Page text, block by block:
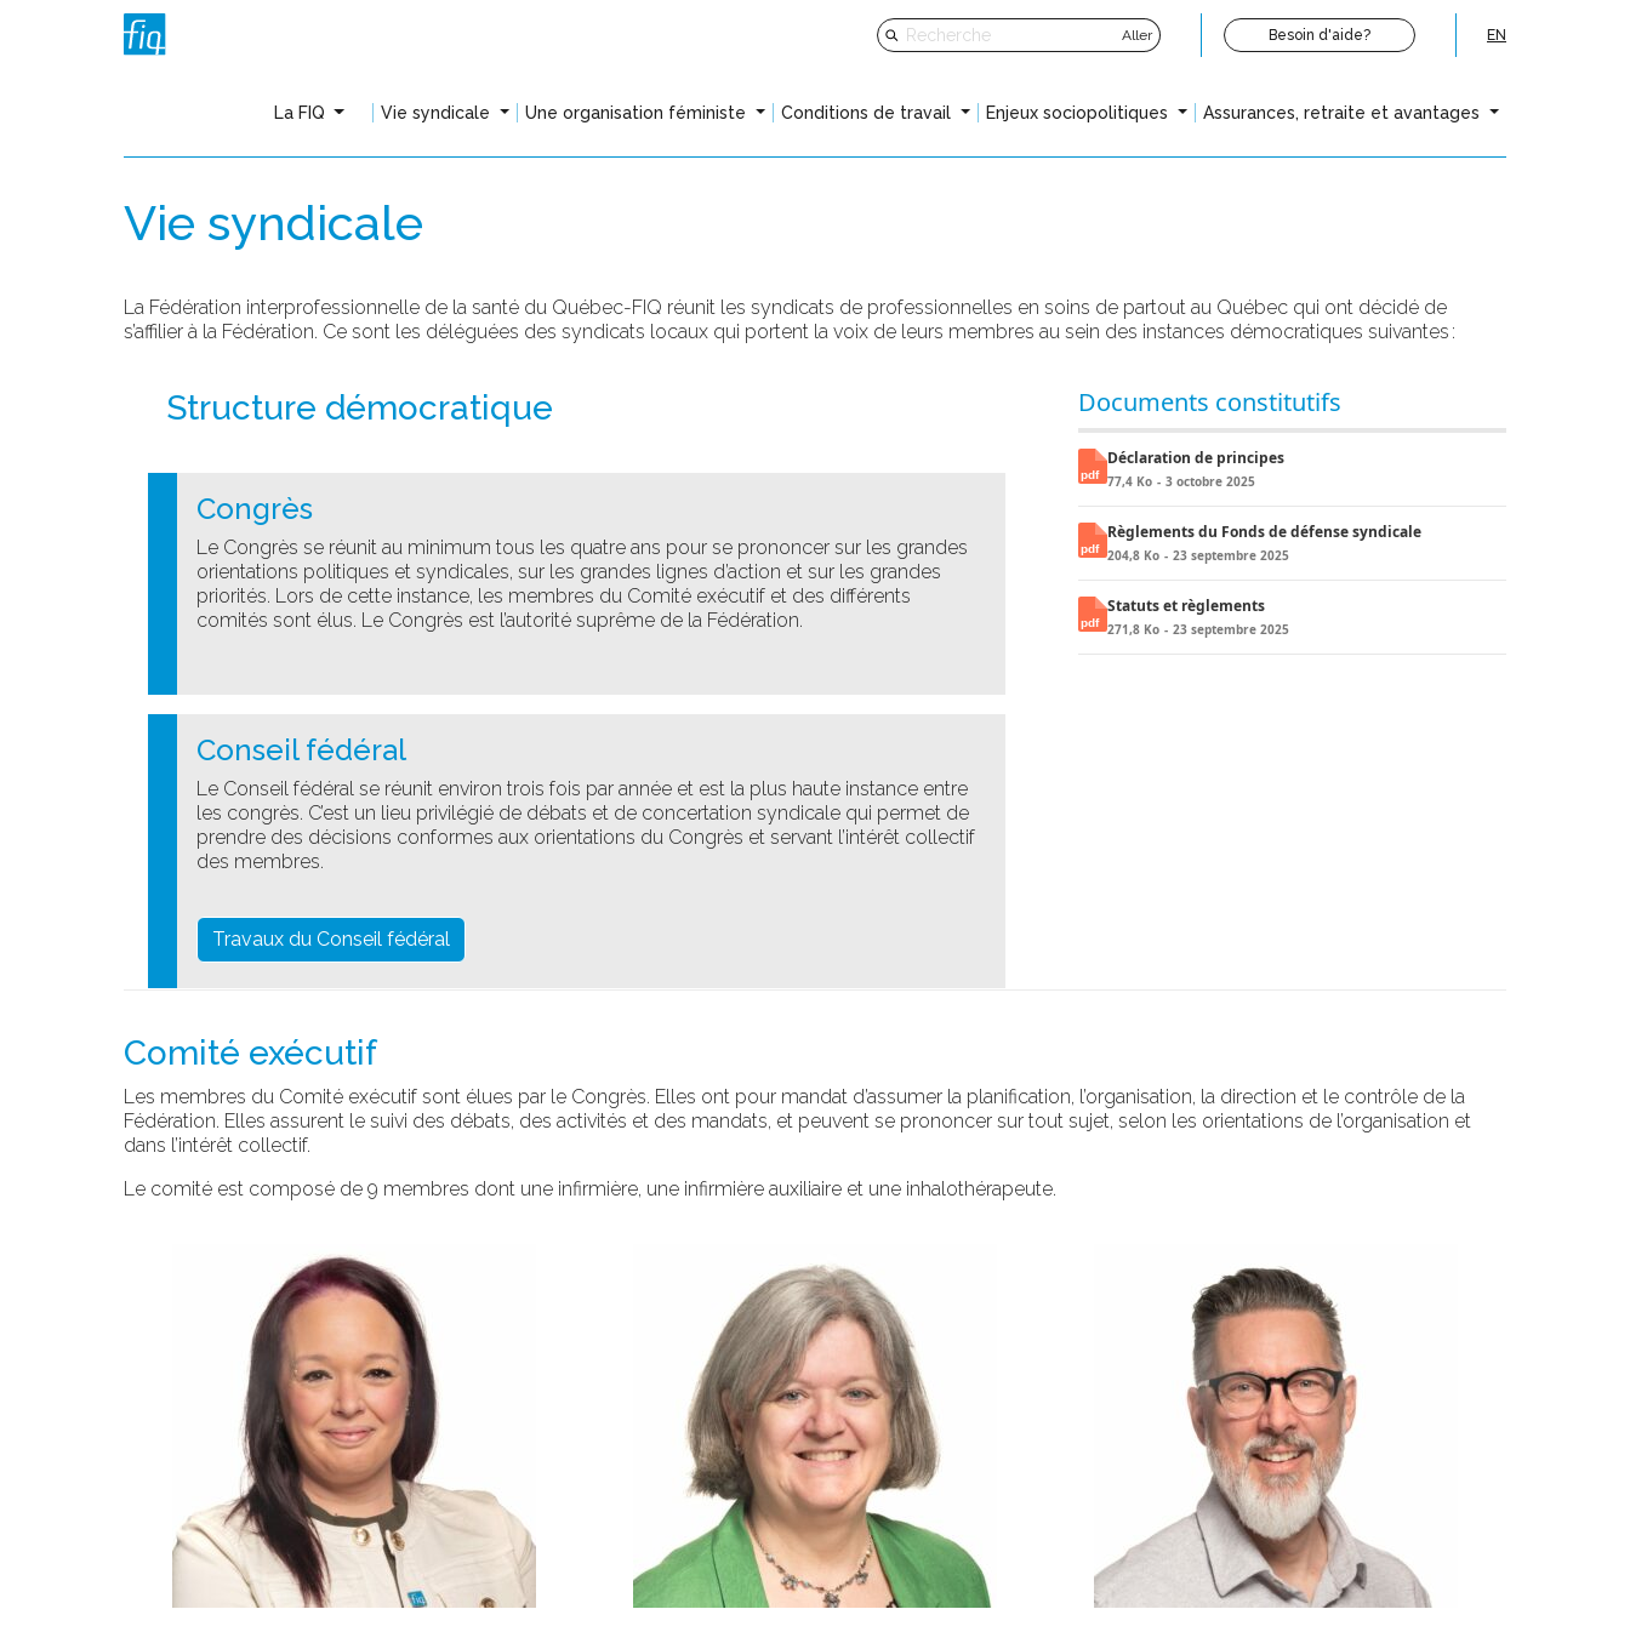
Aller Besoin d'aide? EN
La FIQ Vie syndicale Une organisation féministe Conditions de travail Enjeux sociopolitiques Assurances, retraite et avantages
Vie syndicale
La Fédération interprofessionnelle de la santé du Québec-FIQ réunit les syndicats de professionnelles en soins de partout au Québec qui ont décidé de
s’affilier à la Fédération. Ce sont les déléguées des syndicats locaux qui portent la voix de leurs membres au sein des instances démocratiques suivantes :
Structure démocratique
Congrès
Le Congrès se réunit au minimum tous les quatre ans pour se prononcer sur les grandes
orientations politiques et syndicales, sur les grandes lignes d’action et sur les grandes
priorités. Lors de cette instance, les membres du Comité exécutif et des différents
comités sont élus. Le Congrès est l’autorité suprême de la Fédération.
Conseil fédéral
Le Conseil fédéral se réunit environ trois fois par année et est la plus haute instance entre
les congrès. C’est un lieu privilégié de débats et de concertation syndicale qui permet de
prendre des décisions conformes aux orientations du Congrès et servant l’intérêt collectif
des membres.
Travaux du Conseil fédéral
Documents constitutifs
Déclaration de principes
77,4 Ko 3 octobre 2025
Règlements du Fonds de défense syndicale
204,8 Ko 23 septembre 2025
Statuts et règlements
271,8 Ko 23 septembre 2025
Comité exécutif
Les membres du Comité exécutif sont élues par le Congrès. Elles ont pour mandat d’assumer la planification, l’organisation, la direction et le contrôle de la
Fédération. Elles assurent le suivi des débats, des activités et des mandats, et peuvent se prononcer sur tout sujet, selon les orientations de l’organisation et
dans l’intérêt collectif.
Le comité est composé de 9 membres dont une infirmière, une infirmière auxiliaire et une inhalothérapeute.